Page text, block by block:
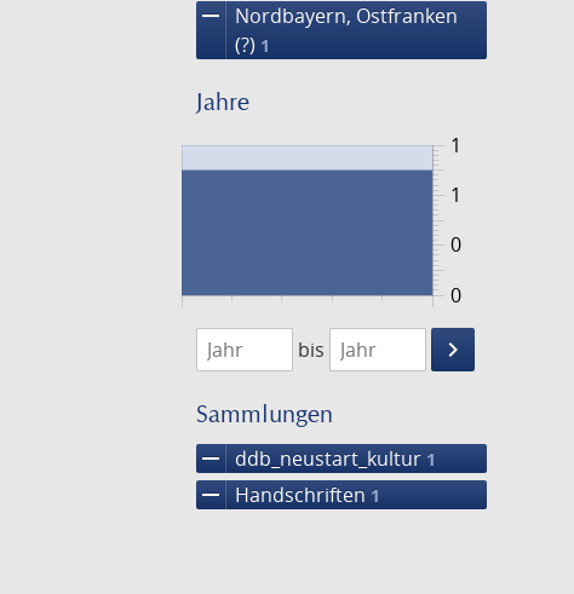
remove
Nordbayern, Ostfranken
(?) 1
Jahre
0
1
0
1
1474
1475
bis
keyboard_arrow_right
Suche
Sammlungen
remove ddb_neustart_kultur 1
remove Handschriften 1